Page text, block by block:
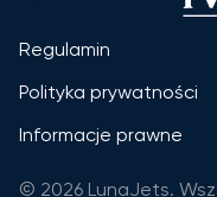
Regulamin
Polityka prywatności
Informacje prawne
© 2026 LunaJets.